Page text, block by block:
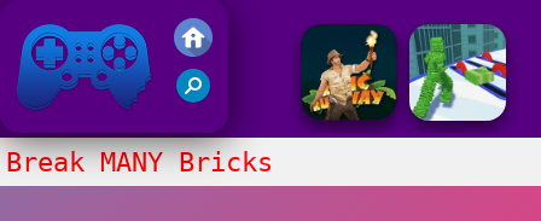
Juegos Friv 2020
Break MANY Bricks